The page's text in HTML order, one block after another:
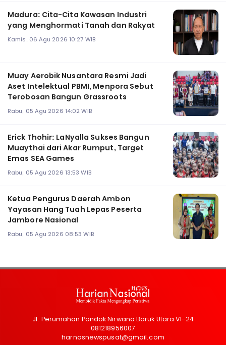
Madura: Cita-Cita Kawasan Industri
yang Menghormati Tanah dan Rakyat
Kamis, 06 Agu 2026 10:27 WIB
Muay Aerobik Nusantara Resmi Jadi
Aset Intelektual PBMI, Menpora Sebut
Terobosan Bangun Grassroots
Rabu, 05 Agu 2026 14:02 WIB
Erick Thohir: LaNyalla Sukses Bangun
Muaythai dari Akar Rumput, Target
Emas SEA Games
Rabu, 05 Agu 2026 13:53 WIB
Ketua Pengurus Daerah Ambon
Yayasan Hang Tuah Lepas Peserta
Jambore Nasional
Rabu, 05 Agu 2026 08:53 WIB
Jl. Perumahan Pondok Nirwana Baruk Utara VI-24
081218956007
harnasnewspusat@gmail.com